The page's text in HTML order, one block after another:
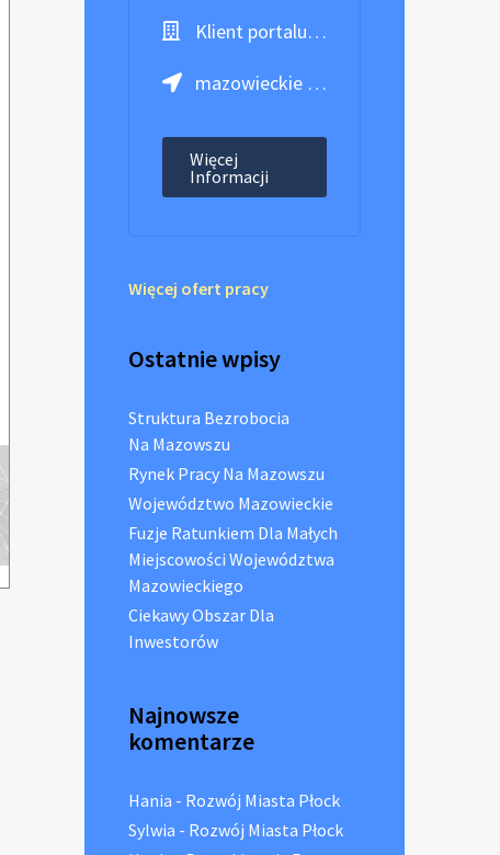
Klient portalu Praca.pl
mazowieckie / Błonie
Więcej
Informacji
Więcej ofert pracy
Ostatnie wpisy
Struktura Bezrobocia
Na Mazowszu
Rynek Pracy Na Mazowszu
Województwo Mazowieckie
Fuzje Ratunkiem Dla Małych
Miejscowości Województwa
Mazowieckiego
Ciekawy Obszar Dla
Inwestorów
Najnowsze
komentarze
Hania - Rozwój Miasta Płock
Sylwia - Rozwój Miasta Płock